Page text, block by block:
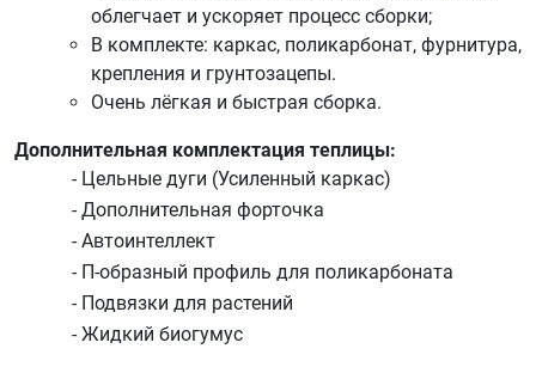
облегчает и ускоряет процесс сборки;
В комплекте: каркас, поликарбонат, фурнитура,
крепления и грунтозацепы.
Очень лёгкая и быстрая сборка.
Дополнительная комплектация теплицы:
- Цельные дуги (Усиленный каркас)
- Дополнительная форточка
- Автоинтеллект
- П-образный профиль для поликарбоната
- Подвязки для растений
- Жидкий биогумус